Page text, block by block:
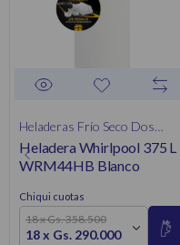
Heladeras Frío Seco Dos
Puertas
Heladera Whirlpool 375 L
WRM44HB Blanco
Chiqui cuotas
18 x Gs. 358.500
18 x Gs. 290.000